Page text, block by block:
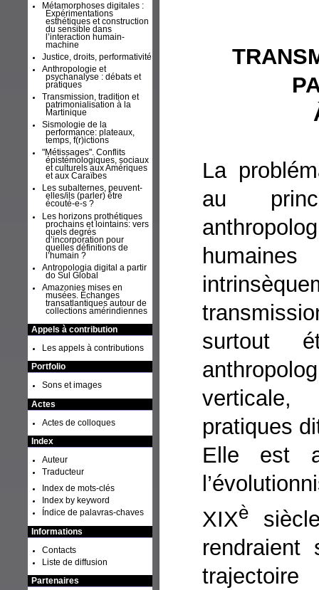
La
au
surtout
verticale,
pratiques
Elle est
XIXè
rendraient
Métamorphoses digitales :
Expérimentations
esthétiques et construction
du sensible dans
l’interaction humain-
machine
Justice, droits, performativité
Anthropologie et
psychanalyse : débats et
pratiques
Transmission, tradition et
patrimonialisation à la
Martinique
Sismologie de la
performance: plateaux,
temps, f(r)ictions
"Métissages". Conflits
épistémologiques, sociaux
et culturels aux Amériques
et aux Caraïbes
Les subalternes, peuvent-
elles/ils (parler) être
écouté-e-s ?
Les horizons prothétiques
prochains et lointains: vers
quels degrés
d’incorporation pour
quelles définitions de
l’humain ?
Antropologia digital a partir
do Sul Global
Amazonies mises en
musées. Échanges
transatlantiques autour de
collections amérindiennes
Appels à contribution
Les appels à contributions
Portfolio
Sons et images
Actes
Actes de colloques
Index
Auteur
Traducteur
Index de mots-clés
Index by keyword
Índice de palavras-chaves
Informations
Contacts
Liste de diffusion
Partenaires